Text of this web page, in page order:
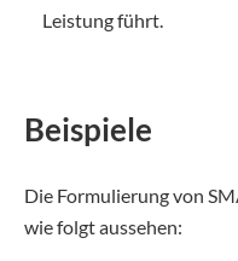
Leistung führt.
Beispiele
Die Formulierung von
wie folgt aussehen: